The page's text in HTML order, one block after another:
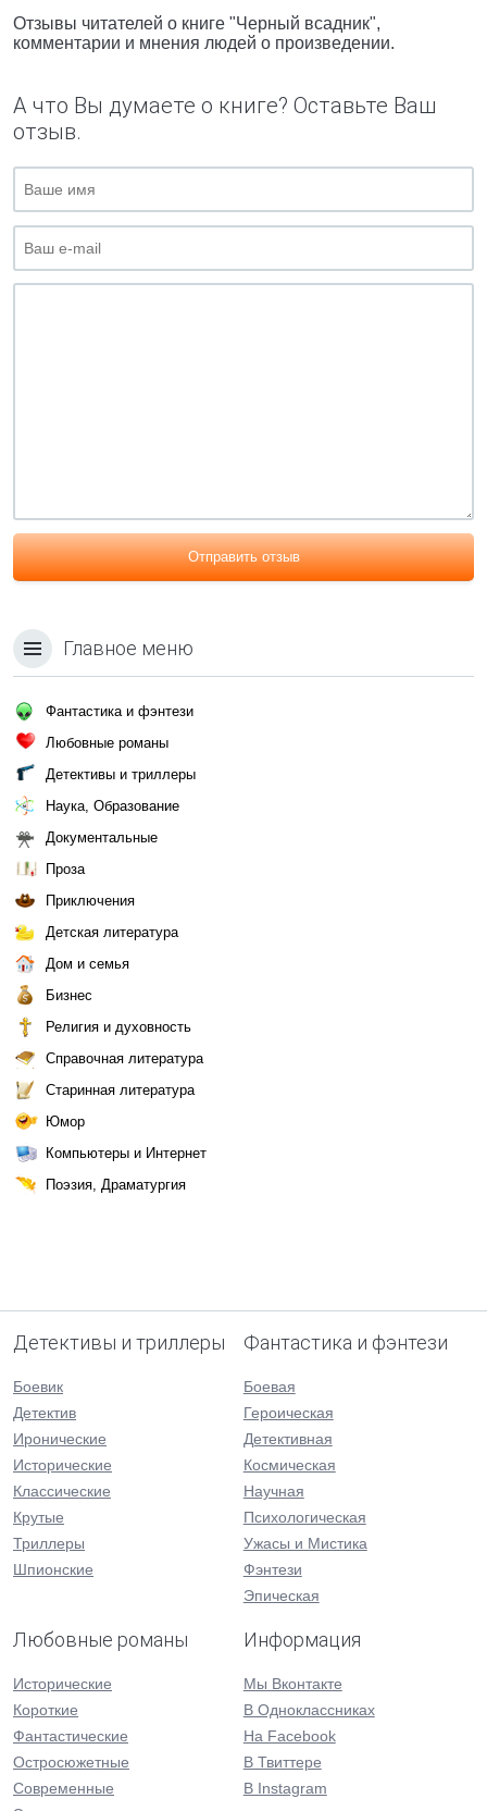
Отзывы читателей о книге "Черный всадник",
комментарии и мнения людей о произведении.
А что Вы думаете о книге? Оставьте Ваш
отзыв.
Отправить отзыв
Главное меню
Фантастика и фэнтези
Любовные романы
Детективы и триллеры
Наука, Образование
Документальные
Проза
Приключения
Детская литература
Дом и семья
Бизнес
Религия и духовность
Справочная литература
Старинная литература
Юмор
Компьютеры и Интернет
Поэзия, Драматургия
Детективы и триллеры
Боевик
Детектив
Иронические
Исторические
Классические
Крутые
Триллеры
Шпионские
Фантастика и фэнтези
Боевая
Героическая
Детективная
Космическая
Научная
Психологическая
Ужасы и Мистика
Фэнтези
Эпическая
Любовные романы
Исторические
Короткие
Фантастические
Остросюжетные
Современные
Информация
Мы Вконтакте
В Одноклассниках
На Facebook
В Твиттере
В Instagram